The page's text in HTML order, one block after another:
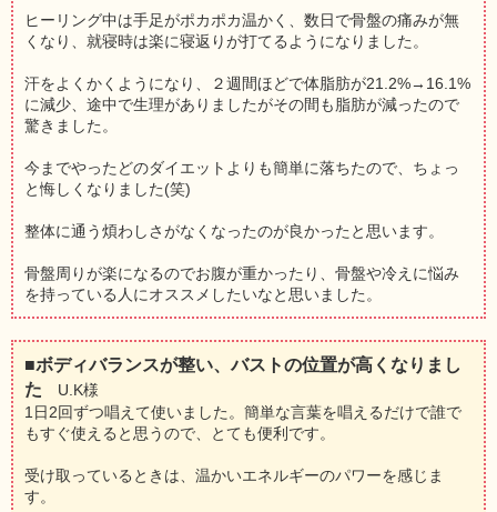
ヒーリング中は手足がポカポカ温かく、数日で骨盤の痛みが無
くなり、就寝時は楽に寝返りが打てるようになりました。
汗をよくかくようになり、２週間ほどで体脂肪が21.2%→16.1%
に減少、途中で生理がありましたがその間も脂肪が減ったので
驚きました。
今までやったどのダイエットよりも簡単に落ちたので、ちょっ
と悔しくなりました(笑)
整体に通う煩わしさがなくなったのが良かったと思います。
骨盤周りが楽になるのでお腹が重かったり、骨盤や冷えに悩み
を持っている人にオススメしたいなと思いました。
■ボディバランスが整い、バストの位置が高くなりまし
た U.K様
1日2回ずつ唱えて使いました。簡単な言葉を唱えるだけで誰で
もすぐ使えると思うので、とても便利です。
受け取っているときは、温かいエネルギーのパワーを感じま
す。